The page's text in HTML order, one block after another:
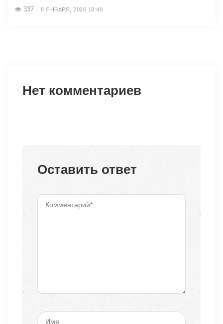
337 8 ЯНВАРЯ, 2026 18:40
Нет комментариев
Оставить ответ